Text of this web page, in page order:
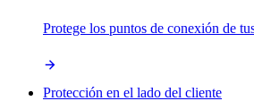
Protege los puntos de conexión de
Protección en el lado del cliente